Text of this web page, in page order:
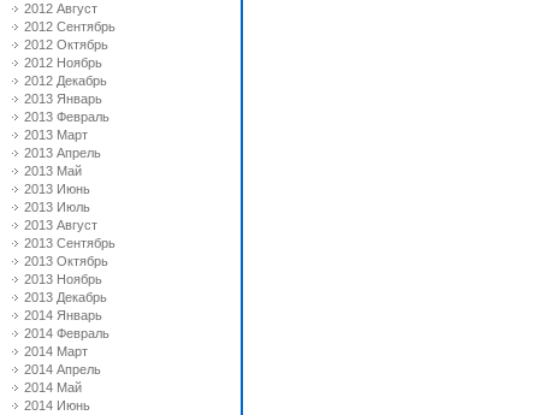
2012 Август
2012 Сентябрь
2012 Октябрь
2012 Ноябрь
2012 Декабрь
2013 Январь
2013 Февраль
2013 Март
2013 Апрель
2013 Май
2013 Июнь
2013 Июль
2013 Август
2013 Сентябрь
2013 Октябрь
2013 Ноябрь
2013 Декабрь
2014 Январь
2014 Февраль
2014 Март
2014 Апрель
2014 Май
2014 Июнь